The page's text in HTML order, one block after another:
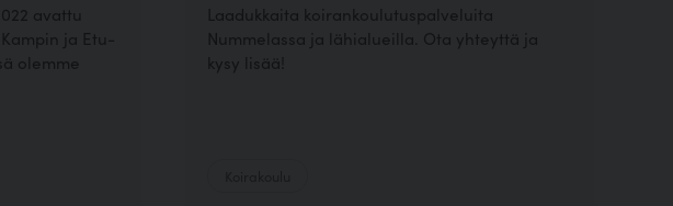
avattu
ja Etu-
olemme
Laadukkaita koirankoulutuspalveluita
Nummelassa ja lähialueilla. Ota yhteyttä ja
kysy lisää!